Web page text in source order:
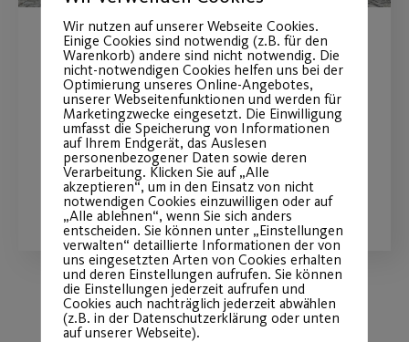
Erfolgreiche Tagesfahrt
nach Ludwigsburg
am Donnerstag, den 11.06.2026
WEITERLESEN
Load More
Wir nutzen auf unserer Webseite Cookies.
Einige Cookies sind notwendig (z.B. für den
Warenkorb) andere sind nicht notwendig. Die
nicht-notwendigen Cookies helfen uns bei der
Optimierung unseres Online-Angebotes,
unserer Webseitenfunktionen und werden für
Marketingzwecke eingesetzt. Die Einwilligung
umfasst die Speicherung von Informationen
auf Ihrem Endgerät, das Auslesen
personenbezogener Daten sowie deren
Verarbeitung. Klicken Sie auf „Alle
akzeptieren“, um in den Einsatz von nicht
notwendigen Cookies einzuwilligen oder auf
„Alle ablehnen“, wenn Sie sich anders
entscheiden. Sie können unter „Einstellungen
verwalten“ detaillierte Informationen der von
uns eingesetzten Arten von Cookies erhalten
und deren Einstellungen aufrufen. Sie können
die Einstellungen jederzeit aufrufen und
Cookies auch nachträglich jederzeit abwählen
(z.B. in der Datenschutzerklärung oder unten
auf unserer Webseite).